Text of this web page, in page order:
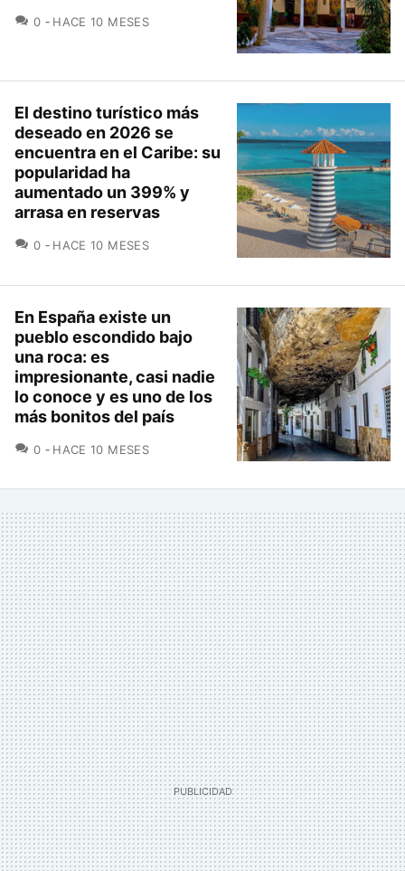
0 COMENTARIOS
HACE 10 MESES
El destino turístico más
deseado en 2026 se
encuentra en el Caribe: su
popularidad ha
aumentado un 399% y
arrasa en reservas
0 COMENTARIOS
HACE 10 MESES
En España existe un
pueblo escondido bajo
una roca: es
impresionante, casi nadie
lo conoce y es uno de los
más bonitos del país
0 COMENTARIOS
HACE 10 MESES